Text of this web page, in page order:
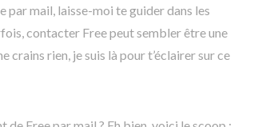
par mail, laisse-moi te guider dans les
contacter Free peut sembler être une
crains rien, je suis là pour t’éclairer sur ce